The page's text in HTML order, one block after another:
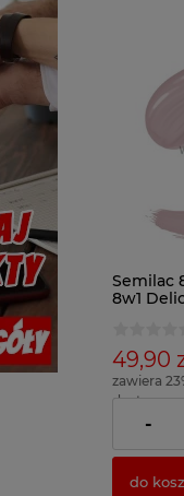
Semilac
8w1
49,90
zawiera
dostawy
( 1 x 100ml
-
do